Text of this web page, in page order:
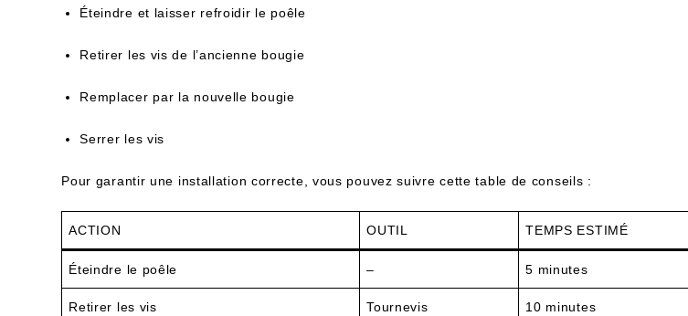
Éteindre et laisser refroidir le poêle
Retirer les vis de l’ancienne bougie
Remplacer par la nouvelle bougie
Serrer les vis
Pour garantir une installation correcte, vous pouvez suivre cette table de conseils :
ACTION OUTIL TEMPS ESTIMÉ
Éteindre le poêle – 5 minutes
Retirer les vis Tournevis 10 minutes